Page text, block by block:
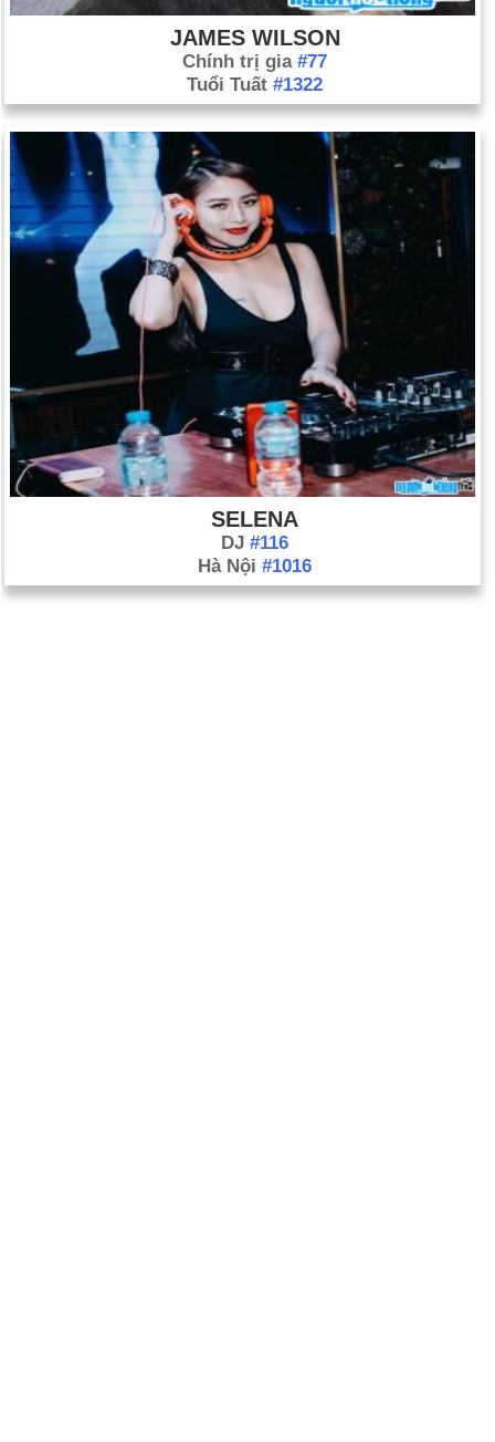
JAMES WILSON
Chính trị gia #77
Tuổi Tuất #1322
SELENA
DJ #116
Hà Nội #1016